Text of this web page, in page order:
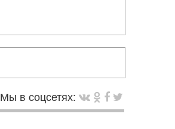
Мы в соцсетях: